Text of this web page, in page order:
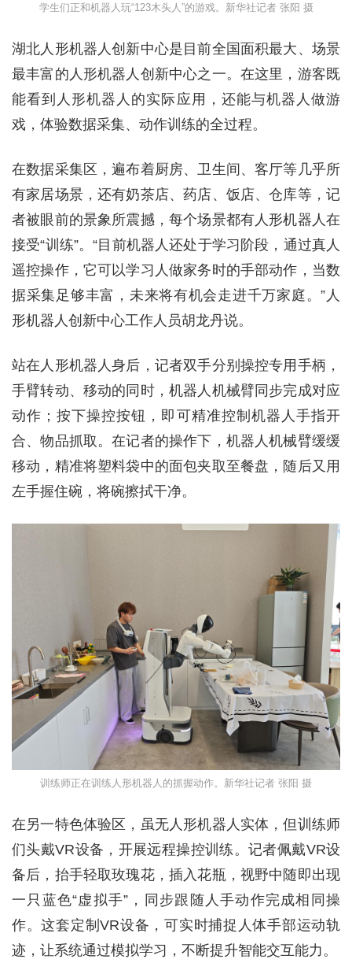
学生们正和机器人玩“123木头人”的游戏。新华社记者 张阳 摄
湖北人形机器人创新中心是目前全国面积最大、场景
最丰富的人形机器人创新中心之一。在这里，游客既
能看到人形机器人的实际应用，还能与机器人做游
戏，体验数据采集、动作训练的全过程。
在数据采集区，遍布着厨房、卫生间、客厅等几乎所
有家居场景，还有奶茶店、药店、饭店、仓库等，记
者被眼前的景象所震撼，每个场景都有人形机器人在
接受“训练”。“目前机器人还处于学习阶段，通过真人
遥控操作，它可以学习人做家务时的手部动作，当数
据采集足够丰富，未来将有机会走进千万家庭。”人
形机器人创新中心工作人员胡龙丹说。
站在人形机器人身后，记者双手分别操控专用手柄，
手臂转动、移动的同时，机器人机械臂同步完成对应
动作；按下操控按钮，即可精准控制机器人手指开
合、物品抓取。在记者的操作下，机器人机械臂缓缓
移动，精准将塑料袋中的面包夹取至餐盘，随后又用
左手握住碗，将碗擦拭干净。
训练师正在训练人形机器人的抓握动作。新华社记者 张阳 摄
在另一特色体验区，虽无人形机器人实体，但训练师
们头戴VR设备，开展远程操控训练。记者佩戴VR设
备后，抬手轻取玫瑰花，插入花瓶，视野中随即出现
一只蓝色“虚拟手”，同步跟随人手动作完成相同操
作。这套定制VR设备，可实时捕捉人体手部运动轨
迹，让系统通过模拟学习，不断提升智能交互能力。